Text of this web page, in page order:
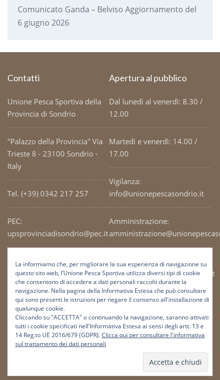
Comunicato Ganda – Belviso Aggiornamento del
6 giugno 2026
Contatti
Unione Pesca Sportiva della
Provincia di Sondrio
"Palazzo della Provincia" Via
Trieste 8 - 23100 Sondrio -
Italy
Tel. (+39) 0342 217 257
PEC:
upsprovinciadisondrio@pec.it
Codice Fiscale: 93003690141
Apertura al pubblico
Dal lunedì al venerdì: 8.30 /
12.00
Martedì e venerdì: 14.00 /
17.00
Vigilanza:
info@unionepescasondrio.it
Amministrazione:
Ufficio tecnico:
tecnico@unionepescasondrio.it
Informazioni:
info@unionepescasondrio.it
La informiamo che, per migliorare la sua esperienza di navigazione su
questo sito web, l’Unione Pesca Sportiva utilizza diversi tipi di cookie
che consentono di accedere a dati personali raccolti durante la
navigazione. Nella pagina della Informativa Estesa che può consultare
qui sono presenti le istruzioni per negare il consenso all'installazione di
qualunque cookie.
Cliccando su "ACCETTA" o continuando la navigazione, saranno attivati
tutti i cookie specificati nell'Informativa Estesa ai sensi degli artt. 13 e
14 Reg.to UE 2016/679 (GDPR).Clicca qui per consultare l'informativa
sul trattamento dei dati personali